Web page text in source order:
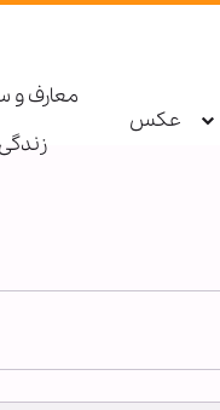
عکس
معارف و
زندگی